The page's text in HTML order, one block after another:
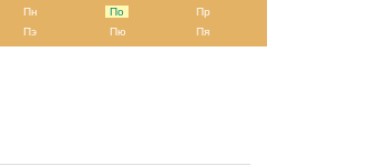
Пн По
Пр
Пэ Пю Пя